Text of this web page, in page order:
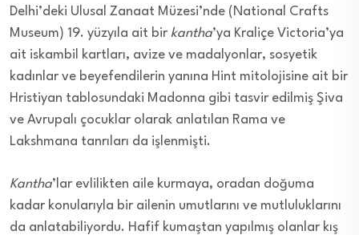
Delhi’deki Ulusal Zanaat Müzesi’nde (National Crafts
Museum) 19. yüzyıla ait bir kantha’ya Kraliçe Victoria’ya
ait iskambil kartları, avize ve madalyonlar, sosyetik
kadınlar ve beyefendilerin yanına Hint mitolojisine ait bir
Hristiyan tablosundaki Madonna gibi tasvir edilmiş Şiva
ve Avrupalı çocuklar olarak anlatılan Rama ve
Lakshmana tanrıları da işlenmişti.
Kantha’lar evlilikten aile kurmaya, oradan doğuma
kadar konularıyla bir ailenin umutlarını ve mutluluklarını
da anlatabiliyordu. Hafif kumaştan yapılmış olanlar kış